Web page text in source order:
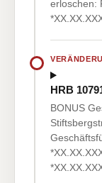
erloschen:
HRB
BONUS